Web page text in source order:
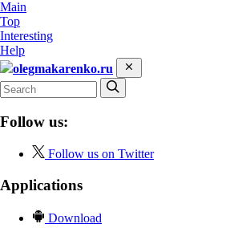
Main
Top
Interesting
Help
olegmakarenko.ru
Follow us:
Follow us on Twitter
Applications
Download